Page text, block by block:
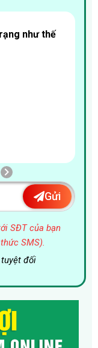
như thế
Gửi
SĐT của bạn
SMS).
đối